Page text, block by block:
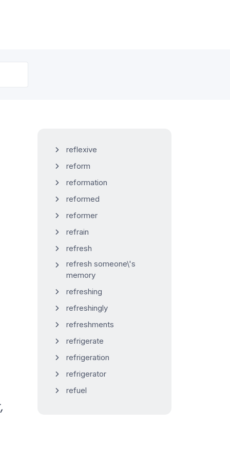
reflexive
reform
reformation
reformed
reformer
refrain
refresh
refresh someone\'s
memory
refreshing
refreshingly
refreshments
refrigerate
refrigeration
refrigerator
refuel